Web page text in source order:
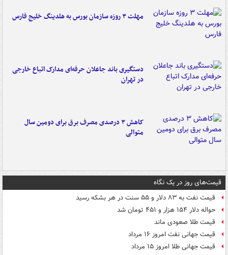
مهلت ۳ روزه سازمان بورس به هلدینگ خلیج فارس
دستگیری باند جاعلان حرفه‌ای مدارک اتباع خارجی
در تهران
کاهش ۳ درصدی مصرف برق برای دومین سال
متوالی
قیمت‌های روز در یک نگاه
قیمت نفت به ۸۳ دلار و ۵۵ سنت در هر بشکه رسید
حواله دلار ۱۵۴ هزار و ۴۵۱ تومان شد
قیمت طلا صعودی ماند
قیمت جهانی نفت امروز ۱۶ مرداد
قیمت جهانی طلا امروز ۱۵ مرداد